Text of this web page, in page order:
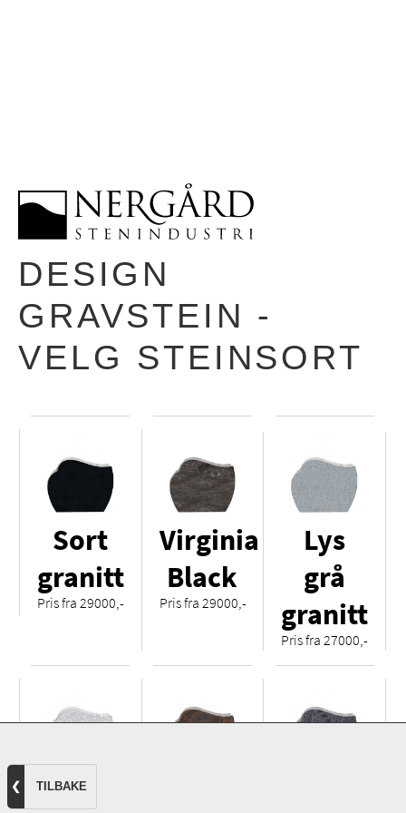
DESIGN
GRAVSTEIN -
VELG STEINSORT
Sort
granitt
Pris fra 29000,-
Virginia
Black
Pris fra 29000,-
Lys
grå
granitt
Pris fra 27000,-
Hvit
❮ TILBAKE